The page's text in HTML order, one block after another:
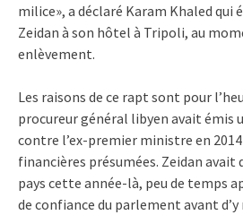
milice», a déclaré Karam Khaled qui
Zeidan à son hôtel à Tripoli, au
enlèvement.
Les raisons de ce rapt sont pour
procureur général libyen avait émis
contre l’ex-premier ministre en
financières présumées. Zeidan
pays cette année-là, peu de temps
de confiance du parlement avant